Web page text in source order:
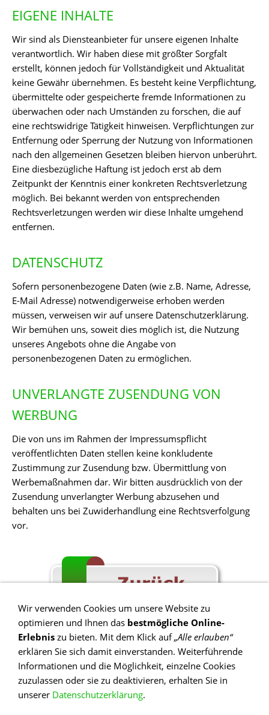
EIGENE INHALTE
Wir sind als Diensteanbieter für unsere eigenen Inhalte
verantwortlich. Wir haben diese mit größter Sorgfalt
erstellt, können jedoch für Vollständigkeit und Aktualität
keine Gewähr übernehmen. Es besteht keine Verpflichtung,
übermittelte oder gespeicherte fremde Informationen zu
überwachen oder nach Umständen zu forschen, die auf
eine rechtswidrige Tätigkeit hinweisen. Verpflichtungen zur
Entfernung oder Sperrung der Nutzung von Informationen
nach den allgemeinen Gesetzen bleiben hiervon unberührt.
Eine diesbezügliche Haftung ist jedoch erst ab dem
Zeitpunkt der Kenntnis einer konkreten Rechtsverletzung
möglich. Bei bekannt werden von entsprechenden
Rechtsverletzungen werden wir diese Inhalte umgehend
entfernen.
DATENSCHUTZ
Sofern personenbezogene Daten (wie z.B. Name, Adresse,
E-Mail Adresse) notwendigerweise erhoben werden
müssen, verweisen wir auf unsere Datenschutzerklärung.
Wir bemühen uns, soweit dies möglich ist, die Nutzung
unseres Angebots ohne die Angabe von
personenbezogenen Daten zu ermöglichen.
UNVERLANGTE ZUSENDUNG VON
WERBUNG
Die von uns im Rahmen der Impressumspflicht
veröffentlichten Daten stellen keine konkludente
Zustimmung zur Zusendung bzw. Übermittlung von
Werbemaßnahmen dar. Wir bitten ausdrücklich von der
Zusendung unverlangter Werbung abzusehen und
behalten uns bei Zuwiderhandlung eine Rechtsverfolgung
vor.
Impressum
Öffnungzeiten/Adresse
Wir verwenden Cookies um unsere Website zu
optimieren und Ihnen das bestmögliche Online-
Erlebnis zu bieten. Mit dem Klick auf„Alle erlauben“
erklären Sie sich damit einverstanden. Weiterführende
Informationen und die Möglichkeit, einzelne Cookies
zuzulassen oder sie zu deaktivieren, erhalten Sie in
unserer Datenschutzerklärung.